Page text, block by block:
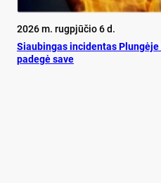
2026 m. rugpjūčio 6 d.
Siau­bin­gas in­ci­den­tas
pa­de­gė sa­ve